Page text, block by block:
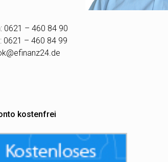
0621 – 460 84 90
0621 – 460 84 99
kostenfrei